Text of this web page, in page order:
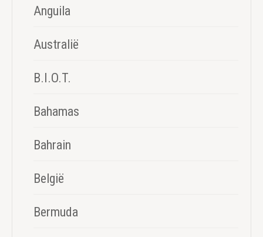
Anguila
Australië
B.I.O.T.
Bahamas
Bahrain
België
Bermuda